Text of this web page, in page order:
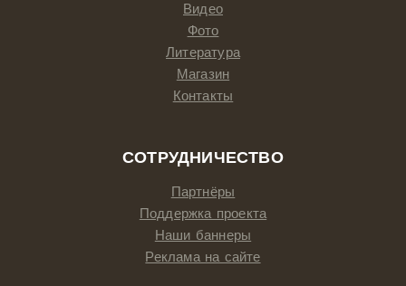
Видео
Фото
Литература
Магазин
Контакты
СОТРУДНИЧЕСТВО
Партнёры
Поддержка проекта
Наши баннеры
Реклама на сайте